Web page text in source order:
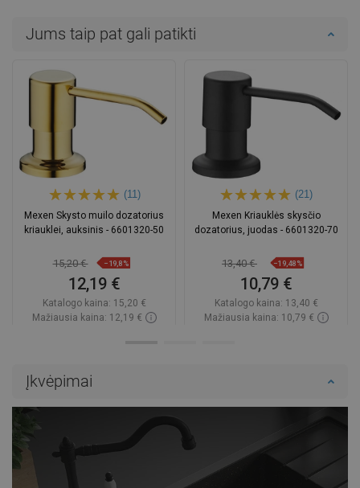
Jums taip pat gali patikti
(11)
Mexen Skysto muilo dozatorius
kriauklei, auksinis - 6601320-50
15,20 € −19,8%
12,19 €
Katalogo kaina: 15,20 €
Mažiausia kaina: 12,19 €
(21)
Mexen Kriauklės skysčio
dozatorius, juodas - 6601320-70
13,40 € −19,48%
10,79 €
Katalogo kaina: 13,40 €
Mažiausia kaina: 10,79 €
Įkvėpimai